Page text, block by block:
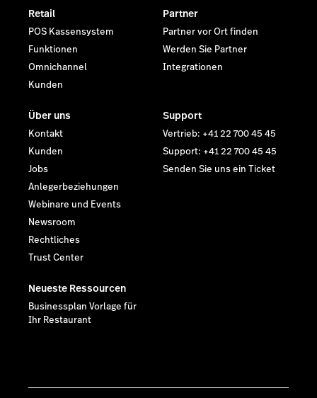
Retail
POS Kassensystem
Funktionen
Omnichannel
Kunden
Partner
Partner vor Ort finden
Werden Sie Partner
Integrationen
Über uns
Kontakt
Kunden
Jobs
Anlegerbeziehungen
Webinare und Events
Newsroom
Rechtliches
Trust Center
Support
Vertrieb: +41 22 700 45 45
Support: +41 22 700 45 45
Senden Sie uns ein Ticket
Neueste Ressourcen
Businessplan Vorlage für
Ihr Restaurant